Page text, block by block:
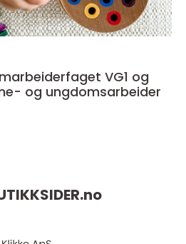
VG1 og
og ungdomsarbeider
no